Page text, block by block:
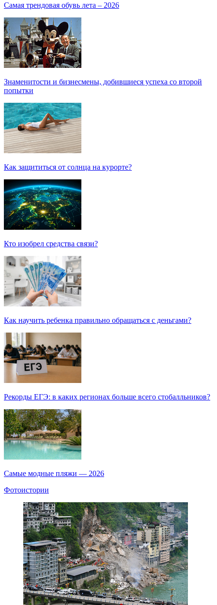
Самая трендовая обувь лета – 2026
Знаменитости и бизнесмены, добившиеся успеха со второй
попытки
Как защититься от солнца на курорте?
Кто изобрел средства связи?
Как научить ребенка правильно обращаться с деньгами?
Рекорды ЕГЭ: в каких регионах больше всего стобалльников?
Самые модные пляжи — 2026
Фотоистории